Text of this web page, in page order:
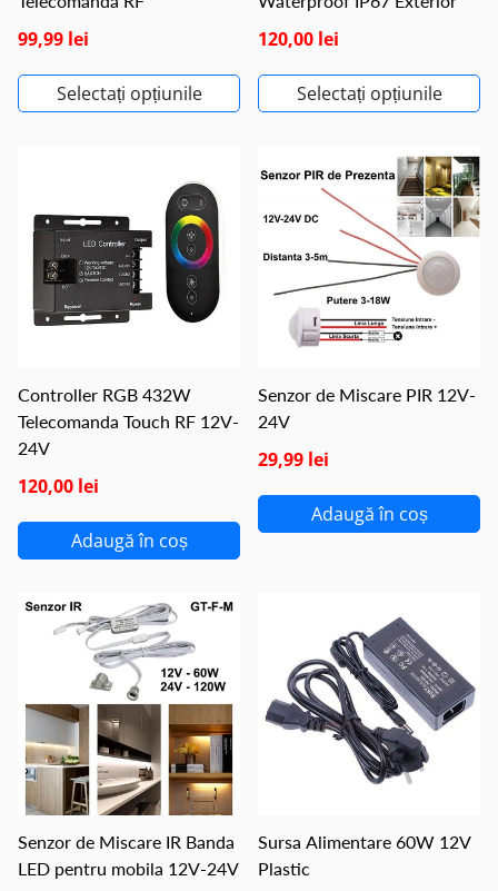
99,99 lei
Selectați opțiunile
120,00 lei
Selectați opțiunile
Controller RGB 432W
Telecomanda Touch RF 12V-
24V
120,00 lei
Adaugă în coș
Senzor de Miscare PIR 12V-
24V
29,99 lei
Adaugă în coș
Senzor de Miscare IR Banda
LED pentru mobila 12V-24V
Sursa Alimentare 60W 12V
Plastic